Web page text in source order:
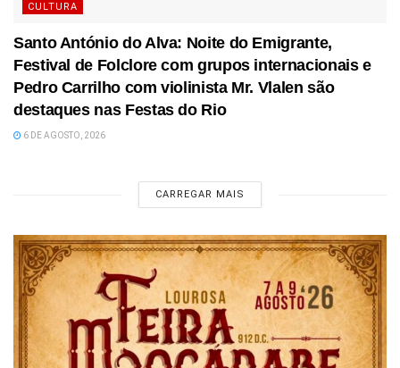
CULTURA
Santo António do Alva: Noite do Emigrante,
Festival de Folclore com grupos internacionais e
Pedro Carrilho com violinista Mr. Vlalen são
destaques nas Festas do Rio
6 DE AGOSTO, 2026
CARREGAR MAIS